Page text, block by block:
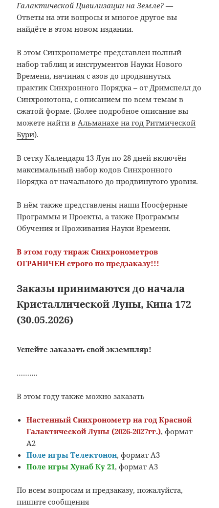
Галактической Цивилизации на Земле? —
Ответы на эти вопросы и многое другое вы
найдёте в этом новом издании.
В этом Синхронометре представлен полный
набор таблиц и инструментов Науки Нового
Времени, начиная с азов до продвинутых
практик Синхронного Порядка – от Дримспелл до
Синхронотона, с описанием по всем темам в
сжатой форме. (Более подробное описание вы
можете найти вАльманахе на год Ритмической
Бури).
В сетку Календаря 13 Лун по 28 дней включён
максимальный набор кодов Синхронного
Порядка от начального до продвинутого уровня.
В нём также представлены наши Ноосферные
Программы и Проекты, а также Программы
Обучения и Проживания Науки Времени.
В этом году тираж Синхронометров
ОГРАНИЧЕН строго по предзаказу!!!
Заказы принимаются до начала
Кристаллической Луны, Кина 172
(30.05.2026)
Успейте заказать свой экземпляр!
……….
В этом году также можно заказать
Настенный Синхронометр на год Красной
Галактической Луны (2026-2027гг.), формат
А2
Поле игры Телектонон, формат А3
Поле игры Хунаб Ку 21, формат А3
По всем вопросам и предзаказу, пожалуйста,
пишите сообщения